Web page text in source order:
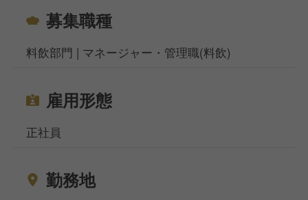
募集職種
料飲部門 | マネージャー・管理職(料飲)
雇用形態
正社員
勤務地